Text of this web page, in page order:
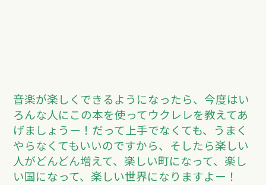
音楽が楽しくできるようになったら、今度はい
ろんな人にこの本を使ってウクレレを教えてあ
げましょうー！だって上手でなくても、うまく
やらなくてもいいのですから、そしたら楽しい
人がどんどん増えて、楽しい町になって、楽し
い国になって、楽しい世界になりますよー！